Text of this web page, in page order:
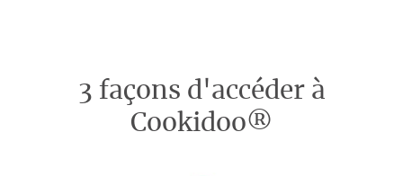
3 façons d'accéder à
Cookidoo®